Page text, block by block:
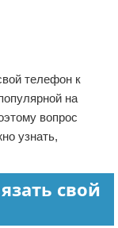
телефон к
на
вопрос
узнать,
свой